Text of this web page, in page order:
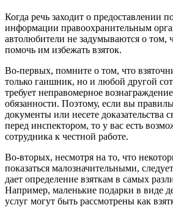
Когда речь заходит о предоставлении
информации правоохранительным
автолюбители не задумываются о том,
помочь им избежать взяток.
Во-первых, помните о том, что
только гаишник, но и любой другой
требует неправомерное
обязанности. Поэтому, если вы
документы или несете доказательства
перед инспектором, то у вас есть
сотрудника к честной работе.
Во-вторых, несмотря на то, что
показаться малозначительными,
дает определение взяткам в самых
Например, маленькие подарки в виде
услуг могут быть рассмотрены как